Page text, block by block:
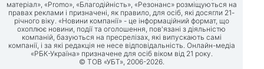
матеріал», «Promo», «Благодійність», «Резонанс» розміщуються на
правах реклами і призначені, як правило, для осіб, які досягли 21-
річного віку. «Новини компанії» - це інформаційний формат, що
охоплює новини, події та оголошення, пов'язані з діяльністю
компаній, базуються на пресрелізах, які випускають самі
компанії, і за які редакція не несе відповідальність. Онлайн-медіа
«РБК-Україна» призначене для осіб віком від 21 року.
© ТОВ «УБТ», 2006-2026.